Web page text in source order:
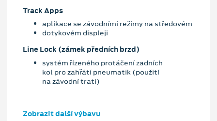
Track Apps
aplikace se závodními režimy na středovém
dotykovém displeji
Line Lock (zámek předních brzd)
systém řízeného protáčení zadních
kol pro zahřátí pneumatik (použití
na závodní trati)
Zobrazit další výbavu